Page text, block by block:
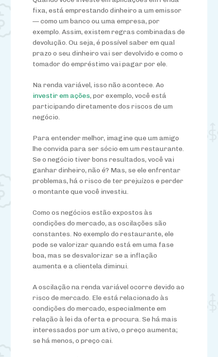
fixa, está emprestando dinheiro a um emissor
— como um banco ou uma empresa, por
exemplo. Assim, existem regras combinadas de
devolução. Ou seja, é possível saber em qual
prazo o seu dinheiro vai ser devolvido e como o
tomador do empréstimo vai pagar por ele.
Na renda variável, isso não acontece. Ao
investir em ações, por exemplo, você está
participando diretamente dos riscos de um
negócio.
Para entender melhor, imagine que um amigo
lhe convida para ser sócio em um restaurante.
Se o negócio tiver bons resultados, você vai
ganhar dinheiro, não é? Mas, se ele enfrentar
problemas, há o risco de ter prejuízos e perder
o montante que você investiu.
Como os negócios estão expostos às
condições do mercado, as oscilações são
constantes. No exemplo do restaurante, ele
pode se valorizar quando está em uma fase
boa, mas se desvalorizar se a inflação
aumenta e a clientela diminui.
Aoscilação na renda variávelocorre devido ao
risco de mercado. Eleestá relacionado às
condições do mercado, especialmente em
relação à lei da oferta e procura. Se há mais
interessados por um ativo, o preço aumenta;
se há menos, o preço cai.